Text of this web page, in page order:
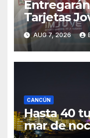
Tarjetas
AUG 7, 2026
CANCÚN
Hasta 40
mar de